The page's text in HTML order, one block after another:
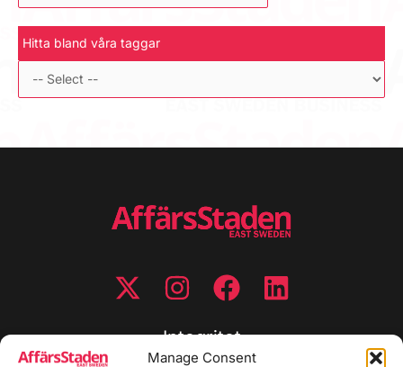
Manage Consent
Hitta bland våra taggar
Integritet